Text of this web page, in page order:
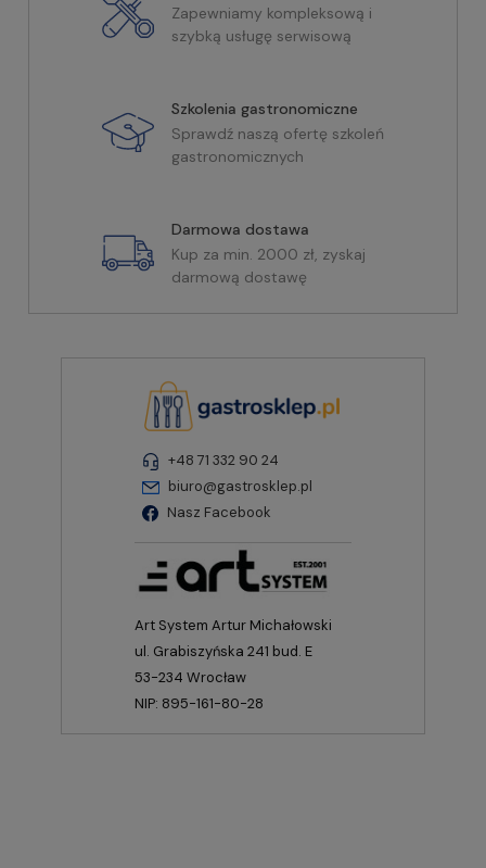
Zapewniamy kompleksową i
szybką usługę serwisową
Szkolenia gastronomiczne
Sprawdź naszą ofertę szkoleń
gastronomicznych
Darmowa dostawa
Kup za min. 2000 zł, zyskaj
darmową dostawę
+48 71 332 90 24
biuro@gastrosklep.pl
Nasz Facebook
Art System Artur Michałowski
ul. Grabiszyńska 241 bud. E
53-234 Wrocław
NIP: 895-161-80-28